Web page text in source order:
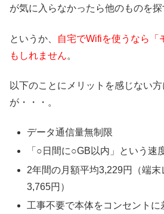
が気に入らなかったら他のものを探
というか、
自宅でWifiを使うなら「
もしれません。
以下のことにメリットを感じない
が・・・。
データ通信量無制限
「○日間に○GB以内」という速
2年間の月額平均3,229円（端
3,765円）
工事不要で本体をコンセントに